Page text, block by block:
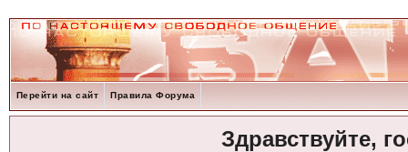
Перейти на сайт Правила Форума
Здравствуйте,